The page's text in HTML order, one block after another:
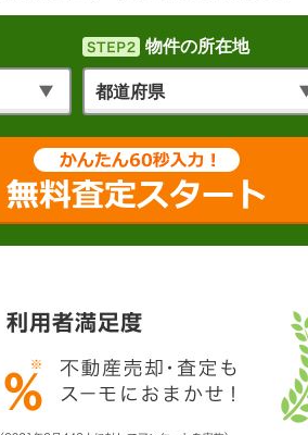
物件の所在地